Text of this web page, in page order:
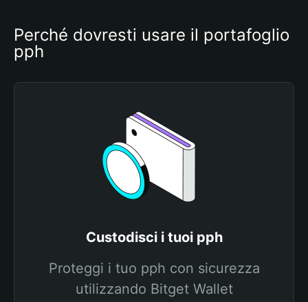
Perché dovresti usare il portafoglio
pph
Custodisci i tuoi pph
Proteggi i tuo pph con sicurezza
utilizzando Bitget Wallet